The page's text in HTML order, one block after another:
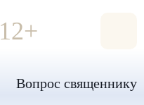
12+
Вопрос священнику